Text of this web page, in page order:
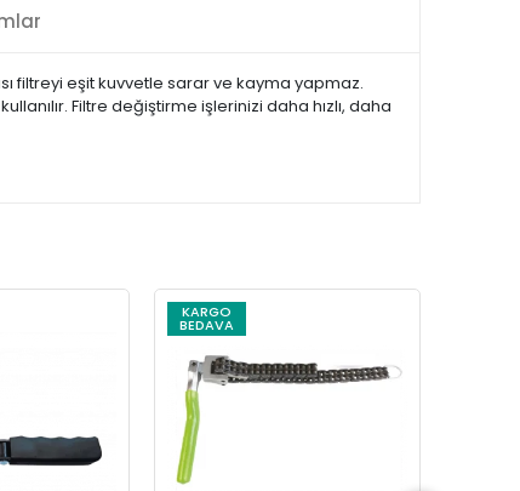
filtreyi eşit kuvvetle sarar ve kayma yapmaz.
Filtre değiştirme işlerinizi daha hızlı, daha
KARGO
BEDAVA